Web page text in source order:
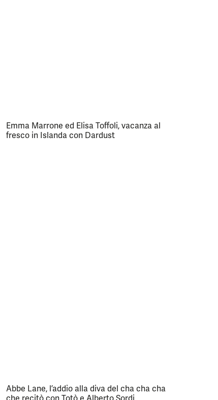
Emma Marrone ed Elisa Toffoli, vacanza al
fresco in Islanda con Dardust
Abbe Lane, l’addio alla diva del cha cha cha